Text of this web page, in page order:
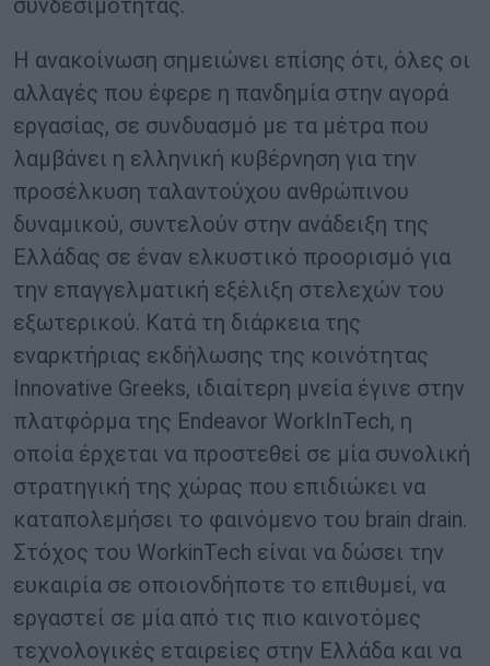
συνδεσιμότητας.
Η ανακοίνωση σημειώνει επίσης ότι, όλες οι
αλλαγές που έφερε η πανδημία στην αγορά
εργασίας, σε συνδυασμό με τα μέτρα που
λαμβάνει η ελληνική κυβέρνηση για την
προσέλκυση ταλαντούχου ανθρώπινου
δυναμικού, συντελούν στην ανάδειξη της
Ελλάδας σε έναν ελκυστικό προορισμό για
την επαγγελματική εξέλιξη στελεχών του
εξωτερικού. Κατά τη διάρκεια της
εναρκτήριας εκδήλωσης της κοινότητας
Innovative Greeks, ιδιαίτερη μνεία έγινε στην
πλατφόρμα της Endeavor WorkInTech, η
οποία έρχεται να προστεθεί σε μία συνολική
στρατηγική της χώρας που επιδιώκει να
καταπολεμήσει το φαινόμενο του brain drain.
Στόχος του WorkinTech είναι να δώσει την
ευκαιρία σε οποιονδήποτε το επιθυμεί, να
εργαστεί σε μία από τις πιο καινοτόμες
τεχνολογικές εταιρείες στην Ελλάδα και να